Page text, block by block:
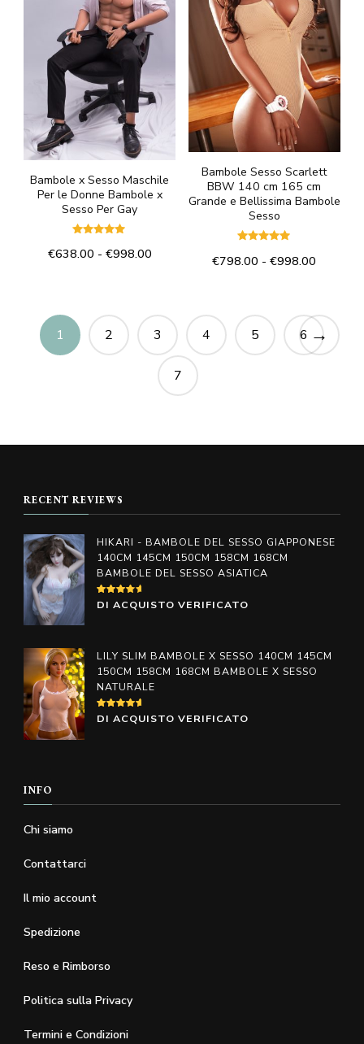
Le
opzioni
possono
essere
scelte
nella
pagina
prodotto
opzioni
possono
essere
scelte
nella
pagina
del
prodotto
Bambole x Sesso Maschile
Per le Donne Bambole x
Sesso Per Gay
5.00
€638.00 - €998.00Fascia
€638.00
a
€998.00
ha
più
nella
del
prodotto
Bambole Sesso Scarlett
BBW 140 cm 165 cm
Grande e Bellissima Bambole
Sesso
5.00
€798.00 - €998.00
da
€798.00
a
ha
più
possono
nella
pagina
del
prodotto
1 2 3 4 5 6
7
→
RECENT REVIEWS
HIKARI - BAMBOLE DEL SESSO GIAPPONESE
140CM 145CM 150CM 158CM 168CM
BAMBOLE DEL SESSO ASIATICA
VALUTATO
4SU
DI ACQUISTO VERIFICATO
LILY SLIM BAMBOLE X SESSO 140CM 145CM
150CM 158CM 168CM BAMBOLE X SESSO
NATURALE
VALUTATO
5SU 5
DI ACQUISTO VERIFICATO
INFO
Chi siamo
Contattarci
Il mio account
Spedizione
Reso e Rimborso
Politica sulla Privacy
Termini e Condizioni